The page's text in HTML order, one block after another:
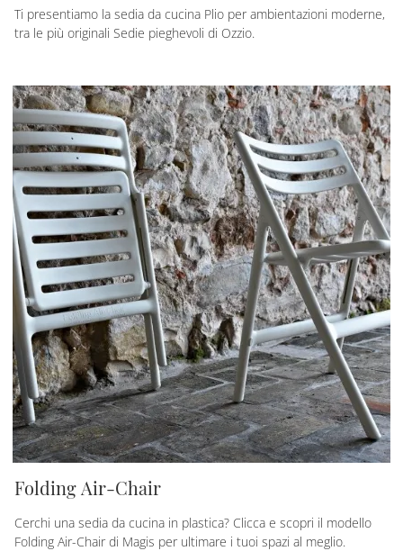
Ti presentiamo la sedia da cucina Plio per ambientazioni moderne,
tra le più originali Sedie pieghevoli di Ozzio.
Folding Air-Chair
Cerchi una sedia da cucina in plastica? Clicca e scopri il modello
Folding Air-Chair di Magis per ultimare i tuoi spazi al meglio.